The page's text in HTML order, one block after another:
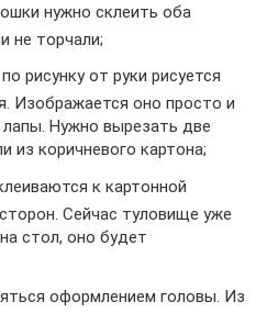
нужно склеить оба
не торчали;
рисунку от руки рисуется
Изображается оно просто и
Нужно вырезать две
из коричневого картона;
к картонной
Сейчас туловище уже
стол, оно будет
оформлением головы. Из